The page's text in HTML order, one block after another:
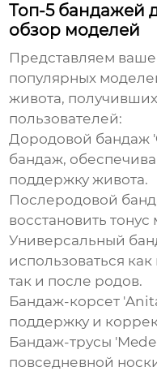
Топ-5 бандажей
обзор моделей
Представляем
популярных
живота,
пользователей:
Дородовой бандаж
бандаж,
поддержку живота.
Послеродовой
восстановить
Универсальный
использоваться
так и после родов.
Бандаж-корсет
поддержку и
Бандаж-трусы
повседневной